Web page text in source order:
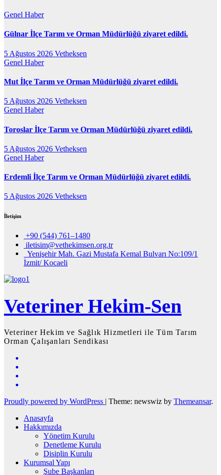
Genel Haber
Gülnar İlçe Tarım ve Orman Müdürlüğü ziyaret edildi.
5 Ağustos 2026 Vetheksen
Genel Haber
Mut İlçe Tarım ve Orman Müdürlüğü ziyaret edildi.
5 Ağustos 2026 Vetheksen
Genel Haber
Toroslar İlçe Tarım ve Orman Müdürlüğü ziyaret edildi.
5 Ağustos 2026 Vetheksen
Genel Haber
Erdemli İlçe Tarım ve Orman Müdürlüğü ziyaret edildi.
5 Ağustos 2026 Vetheksen
İletişim
+90 (544) 761–1480
iletisim@vethekimsen.org.tr
Yenişehir Mah. Gazi Mustafa Kemal Bulvarı No:109/1
İzmit/ Kocaeli
Veteriner Hekim-Sen
Veteriner Hekim ve Sağlık Hizmetleri ile Tüm Tarım
Orman Çalışanları Sendikası
Proudly powered by WordPress | Theme: newswiz by Themeansar.
Anasayfa
Hakkımızda
Yönetim Kurulu
Denetleme Kurulu
Disiplin Kurulu
Kurumsal Yapı
Şube Başkanları